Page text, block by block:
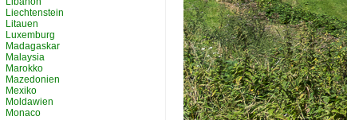
Liechtenstein
Litauen
Luxemburg
Madagaskar
Malaysia
Marokko
Mazedonien
Mexiko
Moldawien
Monaco